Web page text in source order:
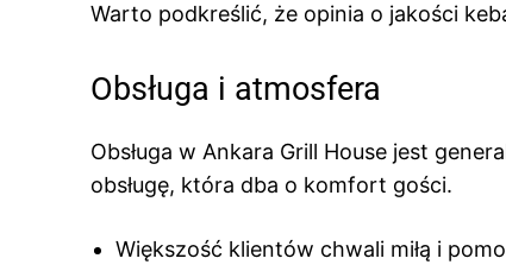
Warto podkreślić, że opinia o jakości
Obsługa i atmosfera
Obsługa w Ankara Grill House jest
obsługę, która dba o komfort gości.
Większość klientów chwali miłą i